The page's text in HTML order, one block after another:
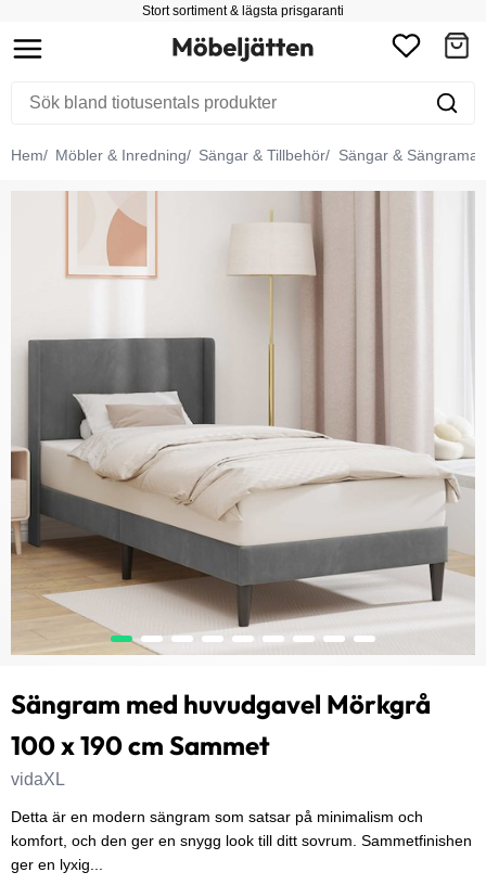
Stort sortiment & lägsta prisgaranti
Hem Möbler & Inredning Sängar & Tillbehör Sängar & Sängramar
Sängram med huvudgavel Mörkgrå
100 x 190 cm Sammet
vidaXL
Detta är en modern sängram som satsar på minimalism och
komfort, och den ger en snygg look till ditt sovrum. Sammetfinishen
ger en lyxig...